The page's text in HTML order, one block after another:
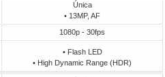
Única
• 13MP, AF
1080p - 30fps
• Flash LED
• High Dynamic Range (HDR)